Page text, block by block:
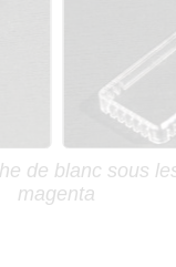
de blanc sous
magenta